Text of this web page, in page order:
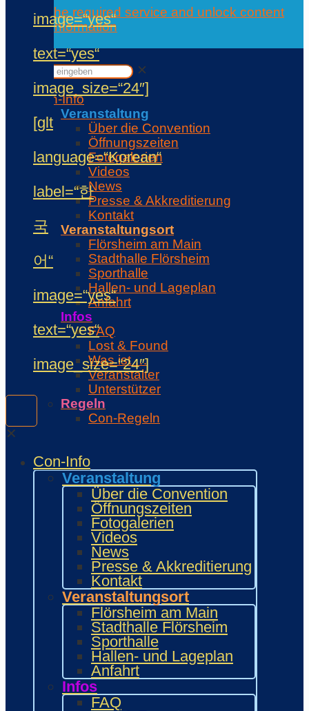
image=“yes“
text=“yes“
image_size=“24″]
[glt
language=“Korean“
label=“한
국
어“
image=“yes“
text=“yes“
image_size=“24″]
✕
Con-Info
Veranstaltung
Über die Convention
Öffnungszeiten
Fotogalerien
Videos
News
Presse & Akkreditierung
Kontakt
Veranstaltungsort
Flörsheim am Main
Stadthalle Flörsheim
Sporthalle
Hallen- und Lageplan
Anfahrt
Infos
FAQ
Accept the required service and unlock content
Further information
✕
Con-Info
Veranstaltung
Über die Convention
Öffnungszeiten
Fotogalerien
Videos
News
Presse & Akkreditierung
Kontakt
Veranstaltungsort
Flörsheim am Main
Stadthalle Flörsheim
Sporthalle
Hallen- und Lageplan
Anfahrt
Infos
FAQ
Lost & Found
Was ist …
Veranstalter
Unterstützer
Regeln
Con-Regeln
MARKTPLATZ
Händler
Zeichner und Künstler
Fanprojekte
Kulturaussteller
Bring and Buy
Food Area
Maidcafé
INTERAKTIV
Workshops und Präsentationen
Gamesroom
Trading Card Games (TCG)
Brettspiele
Karaoke
Wettbewerbe
ENTERTAINMENT
Ehrengäste
Showacts